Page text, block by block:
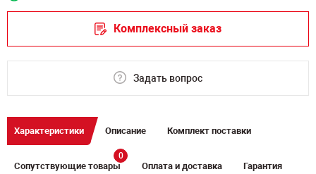
Комплексный заказ
Задать вопрос
Характеристики Описание Комплект поставки
Сопутствующие товары
0
Оплата и доставка Гарантия